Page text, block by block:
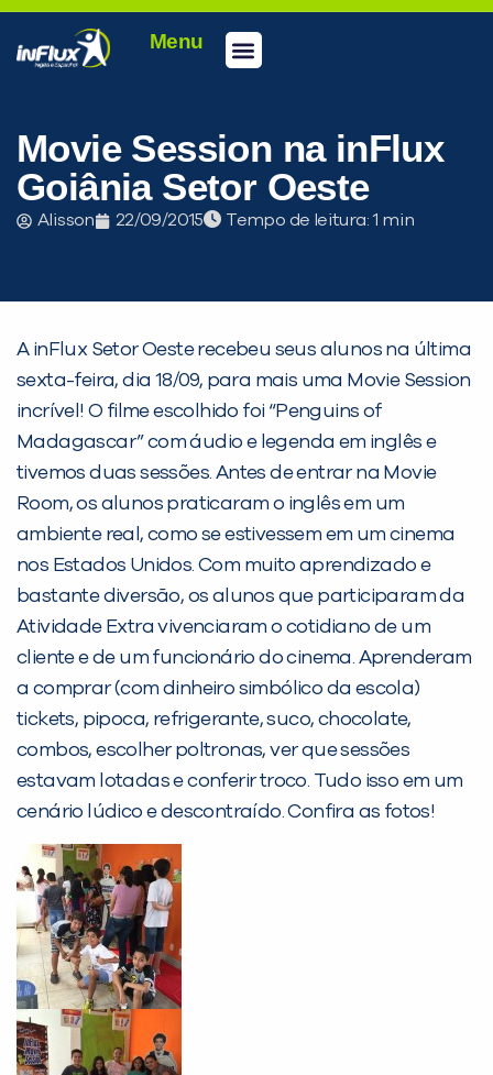
Menu
Movie Session na inFlux
Goiânia Setor Oeste
Alisson 22/09/2015 Tempo de leitura:
A inFlux Setor Oeste recebeu seus alunos na última
sexta-feira, dia 18/09, para mais uma Movie Session
incrível! O filme escolhido foi “Penguins of
Madagascar” com áudio e legenda em inglês e
tivemos duas sessões. Antes de entrar na Movie
Room, os alunos praticaram o inglês em um
ambiente real, como se estivessem em um cinema
nos Estados Unidos. Com muito aprendizado e
bastante diversão, os alunos que participaram da
Atividade Extra vivenciaram o cotidiano de um
cliente e de um funcionário do cinema. Aprenderam
a comprar (com dinheiro simbólico da escola)
tickets, pipoca, refrigerante, suco, chocolate,
combos, escolher poltronas, ver que sessões
estavam lotadas e conferir troco. Tudo isso em um
cenário lúdico e descontraído. Confira as fotos!
PEÇA UMA DEMONSTRAÇÃO DE MÉTODO
Desculpe!
Não encontramos nenhuma unidade
inFlux nesta cidade ou bairro que
você digitou.
Preencha com seus dados abaixo e
já vamos te colocar em contato